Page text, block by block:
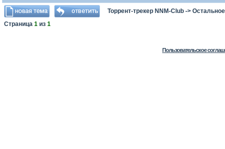
Торрент-трекер NNM-Club -> Остальное
Страница 1 из 1
Пользовательское